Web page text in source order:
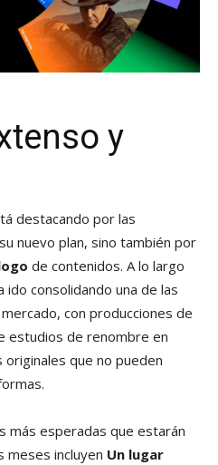
y
destacando por las
nuevo plan, sino también por
de contenidos. A lo largo
consolidando una de las
con producciones de
estudios de renombre en
que no pueden
más esperadas que estarán
meses incluyen Un lugar